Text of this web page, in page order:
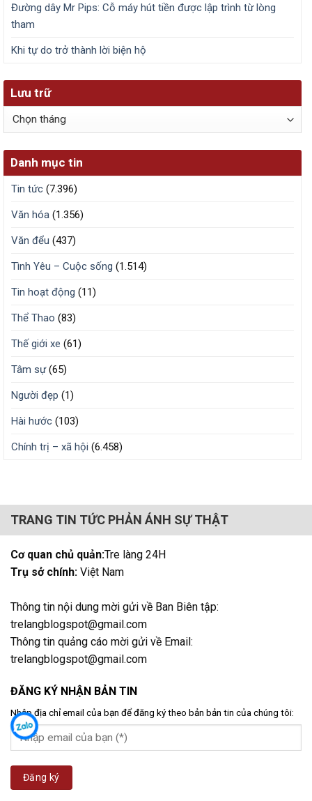
Đường dây Mr Pips: Cỗ máy hút tiền được lập trình từ lòng
tham
Khi tự do trở thành lời biện hộ
Lưu trữ
Lưu
Danh mục tin
Tin tức (7.396)
Văn hóa (1.356)
Văn đểu (437)
Tình Yêu – Cuộc sống (1.514)
Tin hoạt động (11)
Thể Thao (83)
Thế giới xe (61)
Tâm sự(65)
Người đẹp (1)
Hài hước (103)
Chính trị – xã hội (6.458)
TRANG TIN TỨC PHẢN ÁNH SỰ THẬT
Cơ quan chủ quản:Tre làng 24H
Trụ sở chính: Việt Nam
Thông tin nội dung mời gửi về Ban Biên tập:
trelangblogspot@gmail.com
Thông tin quảng cáo mời gửi về Email:
trelangblogspot@gmail.com
ĐĂNG KÝ NHẬN BẢN TIN
Nhập địa chỉ email của bạn để đăng ký theo bản bản tin của chúng tôi: